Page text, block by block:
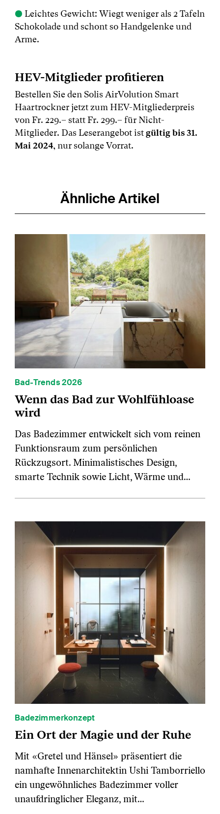
● Leichtes Gewicht: Wiegt weniger als 2 Tafeln
Schokolade und schont so Handgelenke und
Arme.
HEV-Mitglieder profitieren
Bestellen Sie den Solis AirVolution Smart
Haartrockner jetzt zum HEV-Mitgliederpreis
von Fr. 229.– statt Fr. 299.– für Nicht-
Mitglieder. Das Leserangebot istgültig bis 31.
Mai 2024, nur solange Vorrat.
Ähnliche Artikel
Bad-Trends 2026
Wenn das Bad zur Wohlfühloase
wird
Das Badezimmer entwickelt sich vom reinen
Funktionsraum zum persönlichen
Rückzugsort. Minimalistisches Design,
smarte Technik sowie Licht, Wärme und…
Badezimmerkonzept
Ein Ort der Magie und der Ruhe
Mit «Gretel und Hänsel» präsentiert die
namhafte Innenarchitektin Ushi Tamborriello
ein ungewöhnliches Badezimmer voller
unaufdringlicher Eleganz, mit…